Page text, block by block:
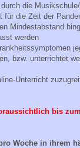
die
die Zeit der
Mindestabstand
werden
bzw. unterrichtet
Unterricht
bis
Woche in ihrem